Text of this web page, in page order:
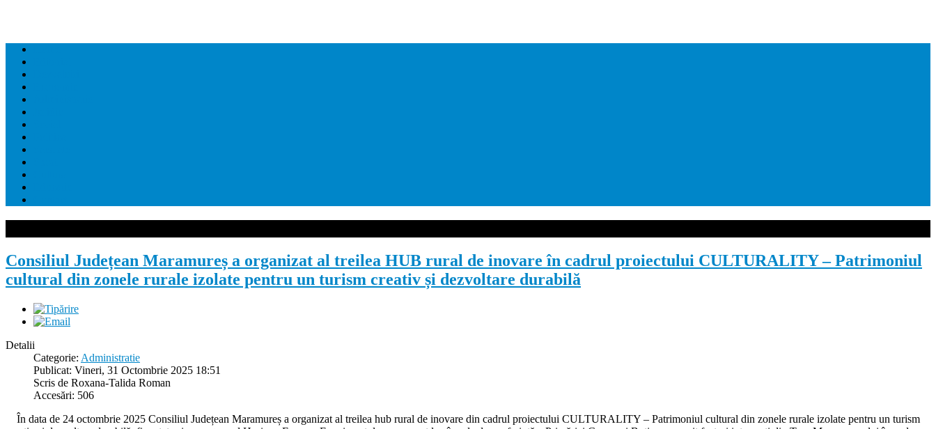
Consiliul Județean Maramureș a organizat al treilea HUB rural de inovare în cadrul proiectului CULTURALITY – Patrimoniul
cultural din zonele rurale izolate pentru un turism creativ și dezvoltare durabilă
Detalii
Categorie: Administratie
Publicat: Vineri, 31 Octombrie 2025 18:51
Scris de Roxana-Talida Roman
Accesări: 506
În data de 24 octombrie 2025 Consiliul Județean Maramureș a organizat al treilea hub rural de inovare din cadrul proiectului CULTURALITY – Patrimoniul cultural din zonele rurale izolate pentru un turism